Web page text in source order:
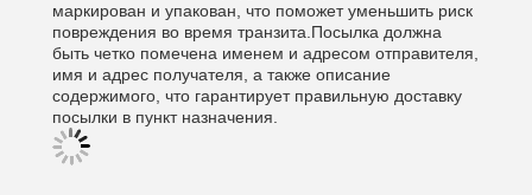
маркирован и упакован, что поможет уменьшить риск
повреждения во время транзита.Посылка должна
быть четко помечена именем и адресом отправителя,
имя и адрес получателя, а также описание
содержимого, что гарантирует правильную доставку
посылки в пункт назначения.